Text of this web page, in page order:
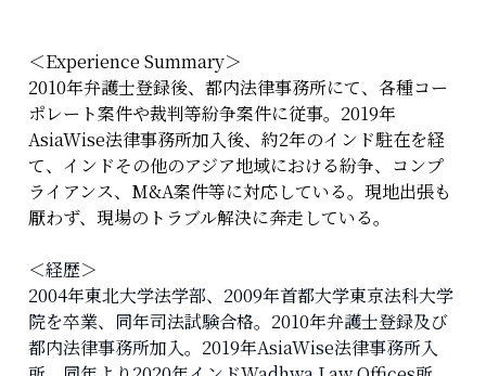
＜Experience Summary＞
2010年弁護士登録後、都内法律事務所にて、各種コー
ポレート案件や裁判等紛争案件に従事。2019年
AsiaWise法律事務所加入後、約2年のインド駐在を経
て、インドその他のアジア地域における紛争、コンプ
ライアンス、M&A案件等に対応している。現地出張も
厭わず、現場のトラブル解決に奔走している。
＜経歴＞
2004年東北大学法学部、2009年首都大学東京法科大学
院を卒業、同年司法試験合格。2010年弁護士登録及び
都内法律事務所加入。2019年AsiaWise法律事務所入